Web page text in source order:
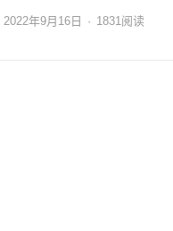
2022年9月16日 · 1831阅读